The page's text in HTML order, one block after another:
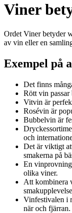
Viner
Ordet Viner betyder
av vin eller en
Exempel på
Det finns
Rött vin
Vitvin är
Rosévin är
Bubbelvin är
och
Det är viktigt
smakerna på
En
olika viner.
Att kombinera
Vinfestivalen i
när och fjärran.